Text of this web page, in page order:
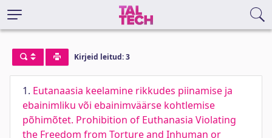
Kirjeid leitud: 3
1. Eutanaasia keelamine rikkudes piinamise ja
ebainimliku või ebainimväärse kohtlemise
põhimõtet. Prohibition of Euthanasia Violating
the Freedom from Torture and Inhuman or